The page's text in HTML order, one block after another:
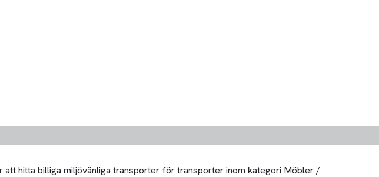
hitta billiga miljövänliga transporter för transporter inom kategori Möbler /